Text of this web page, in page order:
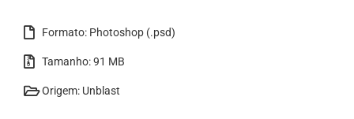
Formato: Photoshop (.psd)
Tamanho: 91 MB
Origem: Unblast